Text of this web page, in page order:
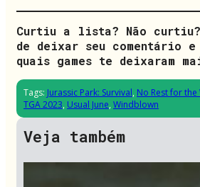
Curtiu a lista? Não curtiu?
de deixar seu comentário
quais games te deixaram
Tags: Jurassic Park: Survival, No Rest for the
TGA 2023, Usual June, Windblown
Veja também